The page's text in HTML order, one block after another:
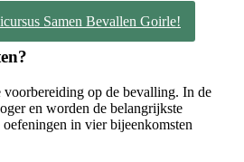
Samen Bevallen Goirle!
voorbereiding op de bevalling. In de
en worden de belangrijkste
in vier bijeenkomsten